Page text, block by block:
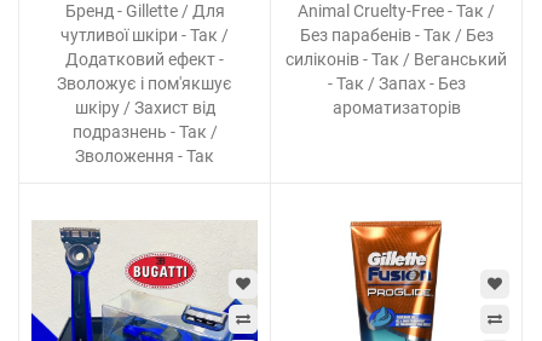
Бренд - Gillette / Для
чутливої шкіри - Так /
Додатковий ефект -
Зволожує і пом'якшує
шкіру / Захист від
подразнень - Так /
Зволоження - Так
Animal Cruelty-Free - Так /
Без парабенів - Так / Без
силіконів - Так / Веганський
- Так / Запах - Без
ароматизаторів